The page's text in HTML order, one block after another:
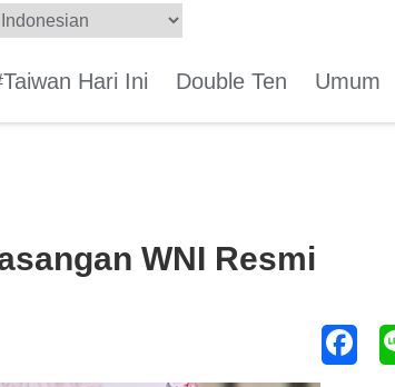
Hari Ini Double Ten Umum
WNI Resmi